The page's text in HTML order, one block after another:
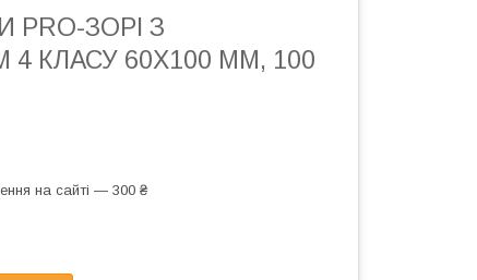
PRO-ЗОРІ З
4 КЛАСУ 60Х100 ММ, 100
на сайті — 300 ₴